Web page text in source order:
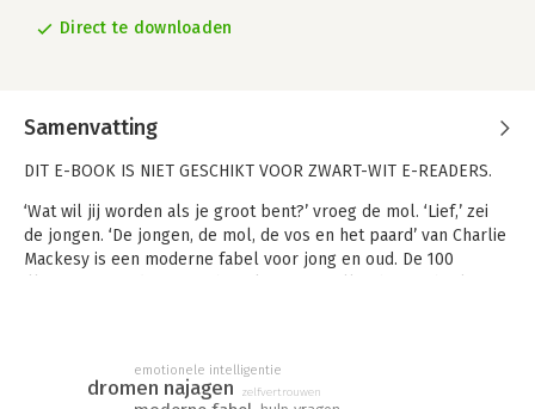
Direct te downloaden
Samenvatting
DIT E-BOOK IS NIET GESCHIKT VOOR ZWART-WIT E-READERS.
‘Wat wil jij worden als je groot bent?’ vroeg de mol. ‘Lief,’ zei
de jongen. ‘De jongen, de mol, de vos en het paard’ van Charlie
Mackesy is een moderne fabel voor jong en oud. De 100
Mole, the Fox and the Horse’ is prachtig vertaald door Arthur
Japin, waardoor de teksten nog dichterbij komen. Een moderne
dromen najagen
emotionele intelligentie
zelfvertrouwen